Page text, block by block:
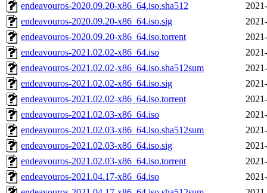
endeavouros-2020.09.20-x86_64.iso.sha512
endeavouros-2020.09.20-x86_64.iso.sig
endeavouros-2020.09.20-x86_64.iso.torrent
endeavouros-2021.02.02-x86_64.iso
endeavouros-2021.02.02-x86_64.iso.sha512sum
endeavouros-2021.02.02-x86_64.iso.sig
endeavouros-2021.02.02-x86_64.iso.torrent
endeavouros-2021.02.03-x86_64.iso
endeavouros-2021.02.03-x86_64.iso.sha512sum
endeavouros-2021.02.03-x86_64.iso.sig
endeavouros-2021.02.03-x86_64.iso.torrent
endeavouros-2021.04.17-x86_64.iso